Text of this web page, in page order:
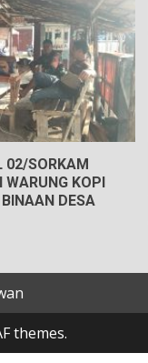
02/SORKAM
WARUNG KOPI
DESA
themes.